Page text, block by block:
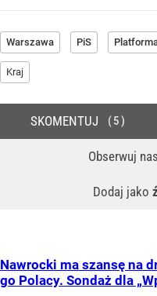
Warszawa PiS
Kraj
Obserwuj nas
Dodaj jako
SKOMENTUJ 5
Nawrocki ma szansę na
go Polacy. Sondaż dla